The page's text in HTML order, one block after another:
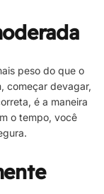
peso do que o
começar devagar,
é a maneira
o tempo, você